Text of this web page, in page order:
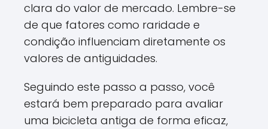
clara do valor de mercado. Lembre-se
de que fatores como raridade e
condição influenciam diretamente os
valores de antiguidades.
Seguindo este passo a passo, você
estará bem preparado para avaliar
uma bicicleta antiga de forma eficaz,